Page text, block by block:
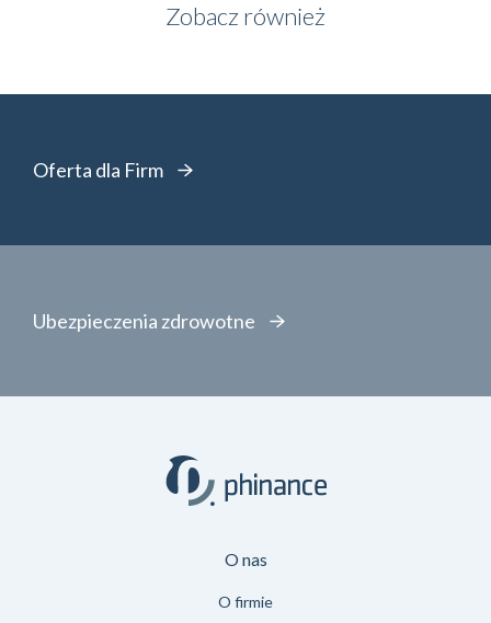
Zobacz również
Oferta dla Firm
Ubezpieczenia zdrowotne
O nas
O firmie